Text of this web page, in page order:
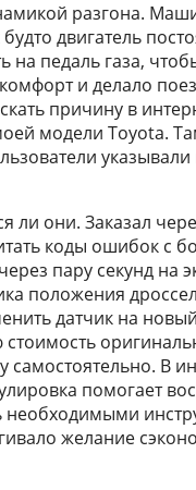
разгона.
двигатель
педаль газа,
и делало
причину в
модели Toyota.
они. Заказал
коды ошибок с
пару секунд на
положения
датчик на
самостоятельно. В
помогает
желание